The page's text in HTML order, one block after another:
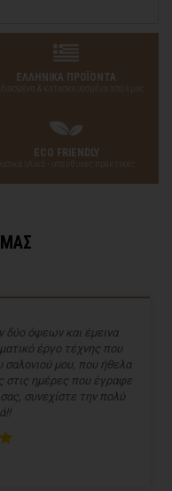
ΕΛΛΗΝΙΚΑ ΠΡΟΪΟΝΤΑ
& κατασκευασμένα από εμάς
ECO FRIENDLY
υλικά - υπεύθυνες πρακτικές
δύο όψεων και έμεινα
έργο τέχνης που
σαλονιού μου, που ήθελα
στις ημέρες που έγραφε
συνεχίστε την πολύ